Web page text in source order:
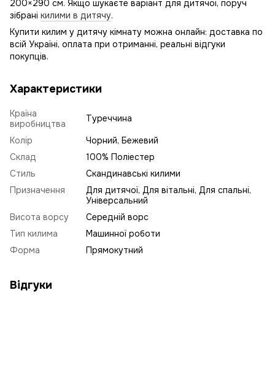
200×290 см. Якщо шукаєте варіант для дитячої, поруч
зібрані килими в дитячу.
Купити килим у дитячу кімнату можна онлайн: доставка по
всій Україні, оплата при отриманні, реальні відгуки
покупців.
Характеристики
Країна
виробництва
Туреччина
Колір
Чорний, Бежевий
Склад
100% Поліестер
Стиль
Скандинавські килими
Призначення
Для дитячої, Для вітальні, Для спальні,
Універсальний
Висота ворсу
Середній ворс
Тип килима
Машинної роботи
Форма
Прямокутний
Відгуки